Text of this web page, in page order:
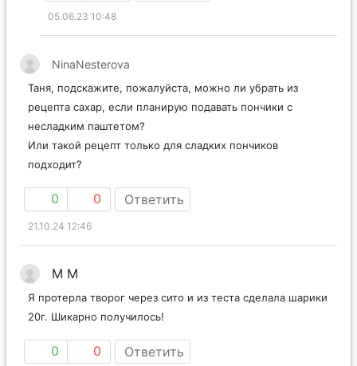
05.06.23 10:48
NinaNesterova
Таня, подскажите, пожалуйста, можно ли убрать из
рецепта сахар, если планирую подавать пончики с
несладким паштетом?
Или такой рецепт только для сладких пончиков
подходит?
0 0 Ответить
21.10.24 12:46
М M
Я протерла творог через сито и из теста сделала шарики
20г. Шикарно получилось!
0 0 Ответить